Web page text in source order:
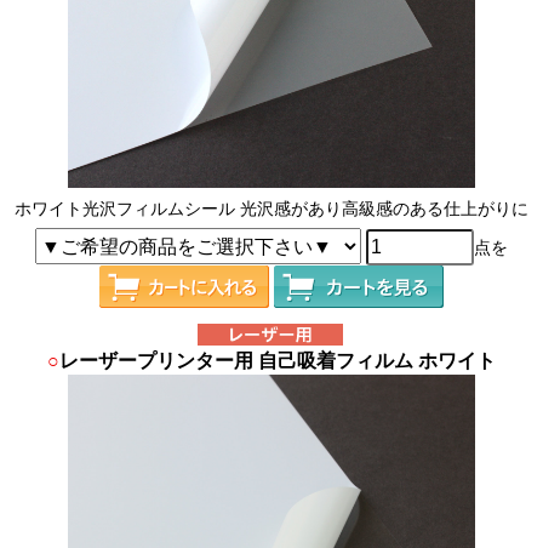
ホワイト光沢フィルムシール 光沢感があり高級感のある仕上がりに
点を
○レーザープリンター用 自己吸着フィルム ホワイト